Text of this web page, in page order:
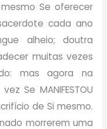
Se oferecer
cada ano
alheio; doutra
muitas vezes
mas agora na
Se MANIFESTOU
de Si mesmo.
morrerem uma